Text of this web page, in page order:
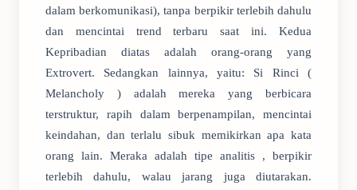
dalam berkomunikasi), tanpa berpikir terlebih dahulu
dan mencintai trend terbaru saat ini. Kedua
Kepribadian diatas adalah orang-orang yang
Extrovert. Sedangkan lainnya, yaitu: Si Rinci (
Melancholy ) adalah mereka yang berbicara
terstruktur, rapih dalam berpenampilan, mencintai
keindahan, dan terlalu sibuk memikirkan apa kata
orang lain. Meraka adalah tipe analitis , berpikir
terlebih dahulu, walau jarang juga diutarakan.